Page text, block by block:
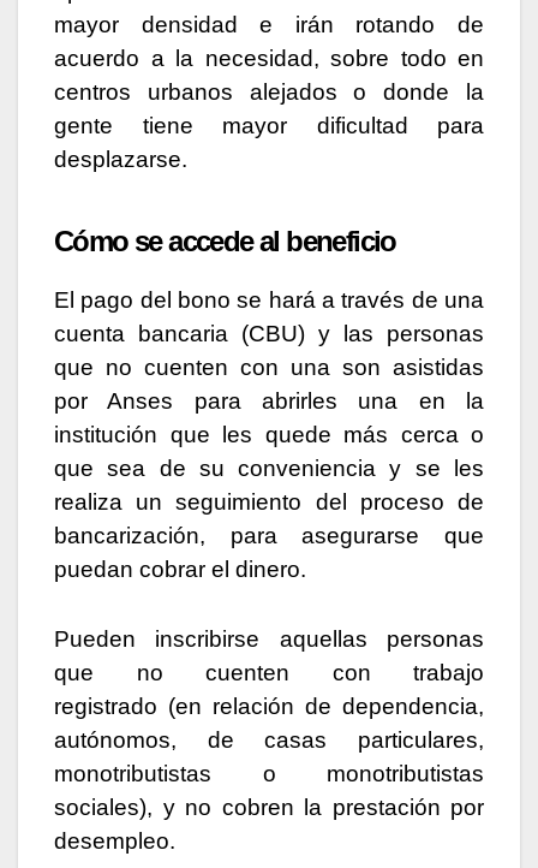
mayor densidad e irán rotando de
acuerdo a la necesidad, sobre todo en
centros urbanos alejados o donde la
gente tiene mayor dificultad para
desplazarse.
Cómo se accede al beneficio
El pago del bono se hará a través de una
cuenta bancaria (CBU) y las personas
que no cuenten con una son asistidas
por Anses para abrirles una en la
institución que les quede más cerca o
que sea de su conveniencia y se les
realiza un seguimiento del proceso de
bancarización, para asegurarse que
puedan cobrar el dinero.
Pueden inscribirse aquellas personas
que no cuenten con trabajo
registrado (en relación de dependencia,
autónomos, de casas particulares,
monotributistas o monotributistas
sociales), y no cobren la prestación por
desempleo.